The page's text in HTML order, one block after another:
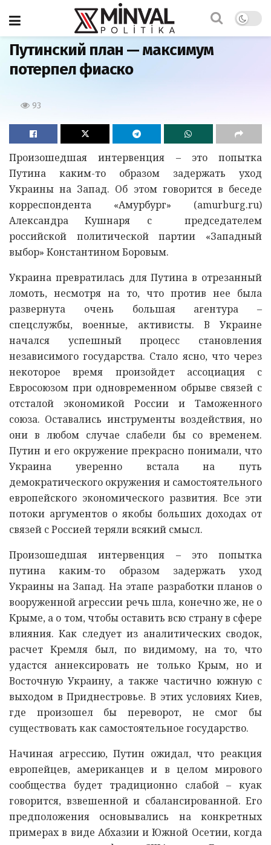
Главная
Путинский план — максимум
потерпел фиаско
93
Произошедшая интервенция – это попытка
Путина каким-то образом задержать уход
Украины на Запад. Об этом говорится в беседе
корреспондента «Амурбург» (amurburg.ru)
Александра Кушнаря с председателем
российской политической партии «Западный
выбор» Константином Боровым.
Украина превратилась для Путина в отрезанный
ломоть, несмотря на то, что против нее была
развернута очень большая агентура –
спецслужбы, военные, активисты. В Украине
начался успешный процесс становления
независимого государства. Стало ясно, что через
некоторое время произойдет ассоциация с
Евросоюзом при одновременном обрыве связей с
отсталой экономикой России и Таможенного
союза. Оставались инструменты воздействия, но
они в любом случае слабели бы со временем.
Путин и его окружение прекрасно понимали, что
Украина уверенно встала на путь
демократического окружения и самостоятельного
европейского экономического развития. Все эти
потоки аргументов о якобы больших доходах от
связей с Россией теряли всякий смысл.
Произошедшая интервенция – это попытка
путина каким-то образом задержать уход
Украины на Запад. На этапе разработки планов о
вооруженной агрессии речь шла, конечно же, не о
Крыме, а о том, чтобы оставить всю страну в сфере
влияния. Как следует из аналитических сводок,
расчет Кремля был, по видимому, на то, что
удастся аннексировать не только Крым, но и
Восточную Украину, а также частично южную с
выходом в Приднестровье. В этих условиях Киев,
где произошел бы переворот, не смог бы
существовать как самостоятельное государство.
Начиная агрессию, Путин ожидал, что реакция
европейцев, американцев и в целом мирового
сообщества будет традиционно слабой – куак
говорится, взвешенной и сбалансированной. Его
предположения основывались на конкретных
примерах в виде Абхазии и Южной Осетии, когда